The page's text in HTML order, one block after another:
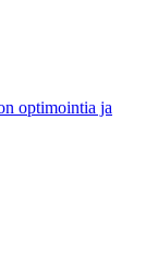
optimointia ja